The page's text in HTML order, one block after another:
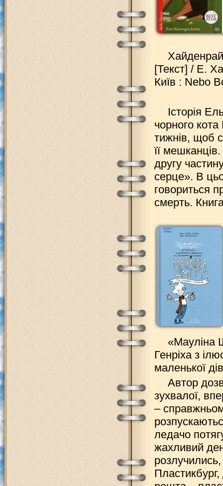
[Текст] / Е.
Київ : Nebo
Історія
чорного
тижнів, щоб
її
другу
серце». В
говориться
смерть.
«Мауліна
Генріха з
маленької
Автор
зухвалої,
–
ледачо
жахливий